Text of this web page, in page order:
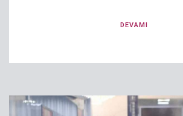
DEVAMI